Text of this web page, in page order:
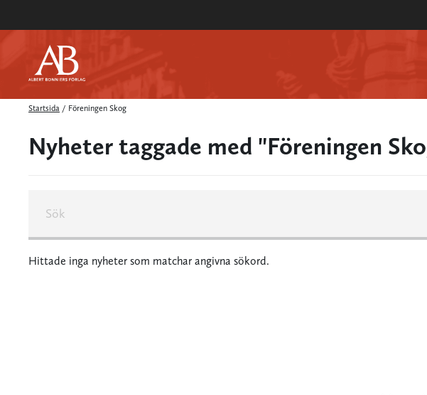
Startsida / Föreningen Skog
Nyheter taggade med "Föreningen
Hittade inga nyheter som matchar angivna sökord.